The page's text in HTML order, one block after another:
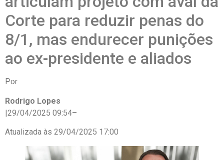
Corte para reduzir penas do
8/1, mas endurecer punições
ao ex-presidente e aliados
Por
Rodrigo Lopes
|29/04/2025 09:54–
Atualizada às 29/04/2025 17:00